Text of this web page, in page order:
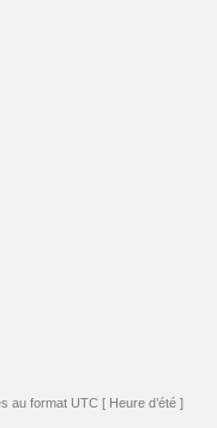
au format UTC [ Heure d’été ]